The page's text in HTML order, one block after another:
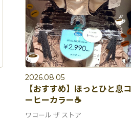
2026.08.05
【おすすめ】ほっとひと息コ
ーヒーカラー☕️
ワコール ザ ストア